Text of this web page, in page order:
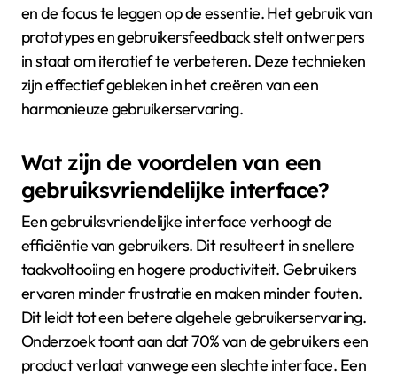
en de focus te leggen op de essentie. Het gebruik van
prototypes en gebruikersfeedback stelt ontwerpers
in staat om iteratief te verbeteren. Deze technieken
zijn effectief gebleken in het creëren van een
harmonieuze gebruikerservaring.
Wat zijn de voordelen van een
gebruiksvriendelijke interface?
Een gebruiksvriendelijke interface verhoogt de
efficiëntie van gebruikers. Dit resulteert in snellere
taakvoltooiing en hogere productiviteit. Gebruikers
ervaren minder frustratie en maken minder fouten.
Dit leidt tot een betere algehele gebruikerservaring.
Onderzoek toont aan dat 70% van de gebruikers een
product verlaat vanwege een slechte interface. Een